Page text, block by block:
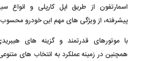
اسمارتفون از طریق اپل‌ کارپلی و انواع
پیشرفته، از ویژگی‌ های مهم این خودرو
همچنین در زمینه عملکرد به انتخاب‌ های